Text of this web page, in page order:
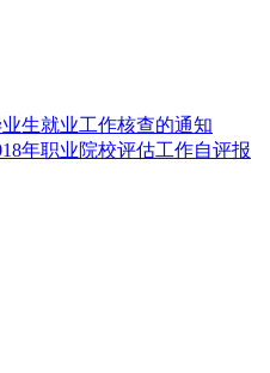
生就业工作核查的通知
年职业院校评估工作自评报